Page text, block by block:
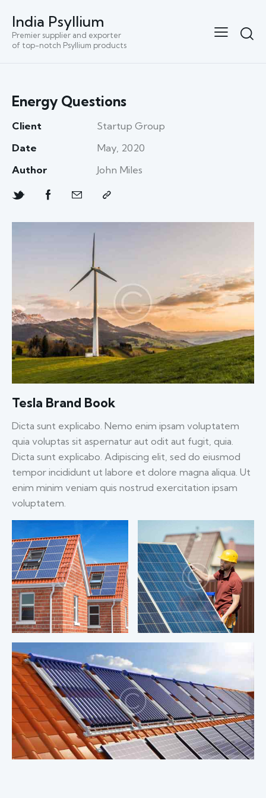
India Psyllium
Premier supplier and exporter
of top-notch Psyllium products
Energy Questions
Tesla Brand Book
Dicta sunt explicabo. Nemo enim ipsam voluptatem
quia voluptas sit aspernatur aut odit aut fugit, quia.
Dicta sunt explicabo. Adipiscing elit, sed do eiusmod
tempor incididunt ut labore et dolore magna aliqua. Ut
enim minim veniam quis nostrud exercitation ipsam
voluptatem.
Client
Startup Group
Date
May, 2020
Author
John Miles